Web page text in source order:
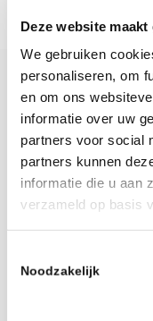
Deze website
We gebruiken
personaliseren, om
en om ons
informatie over uw
partners voor social
partners kunnen
informatie die u aan
verzameld op basis
Noodzakelijk
8 mei 2015
In de
ARE vandaag
van het project,
stadswoningen